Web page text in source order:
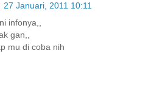
27 Januari, 2011 10:11
infonya,,
gan,,
mu di coba nih